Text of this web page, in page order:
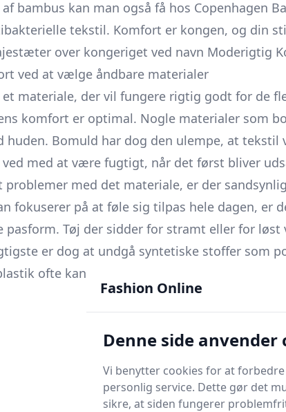
bambus kan man også få hos Copenhagen
tekstil. Komfort er kongen, og din
over kongeriget ved navn Moderigtig
ved at vælge åndbare materialer
et materiale, der vil fungere rigtig godt for de
komfort er optimal. Nogle materialer som
huden. Bomuld har dog den ulempe, at
med at være fugtigt, når det først bliver
problemer med det materiale, er der
fokuserer på at føle sig tilpas hele dagen, er
Tøj der sidder for stramt eller for løst
er dog at undgå syntetiske stoffer som
ofte kan irritere din hud.
Fashion Online
Denne side anvender
Vi benytter cookies for at
personlig service. Dette gør det
sikre, at siden fungerer